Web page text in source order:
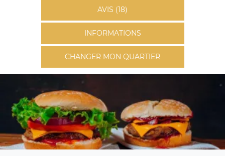
AVIS (18)
INFORMATIONS
CHANGER MON QUARTIER